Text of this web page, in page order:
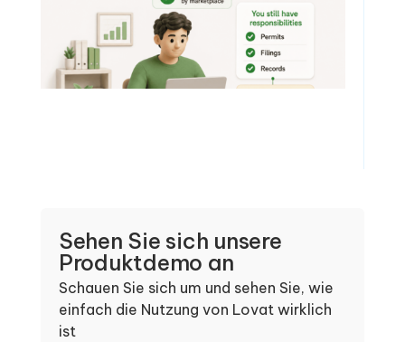
Sehen Sie sich unsere
Produktdemo an
Schauen Sie sich um und sehen Sie, wie
einfach die Nutzung von Lovat wirklich
ist